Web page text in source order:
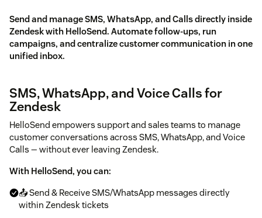
Send and manage SMS, WhatsApp, and Calls directly inside
Zendesk with HelloSend. Automate follow-ups, run
campaigns, and centralize customer communication in one
unified inbox.
SMS, WhatsApp, and Voice Calls for
Zendesk
HelloSend empowers support and sales teams to manage
customer conversations across SMS, WhatsApp, and Voice
Calls — without ever leaving Zendesk.
With HelloSend, you can:
📤 Send & Receive SMS/WhatsApp messages directly
within Zendesk tickets